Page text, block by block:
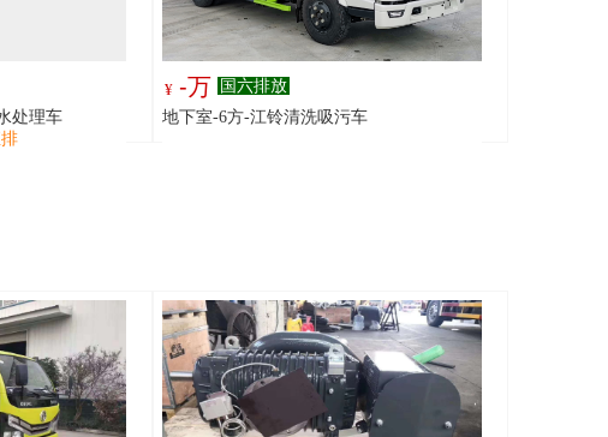
处理车
¥ -万 国六排放
地下室-6方-江铃清洗吸污车